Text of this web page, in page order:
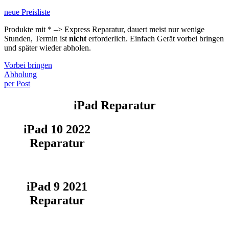
neue Preisliste
Produkte mit * –> Express Reparatur, dauert meist nur wenige
Stunden, Termin ist nicht erforderlich. Einfach Gerät vorbei bringen
und später wieder abholen.
Vorbei bringen
Abholung
per Post
iPad Reparatur
iPad 10 2022
Reparatur
iPad 9 2021
Reparatur